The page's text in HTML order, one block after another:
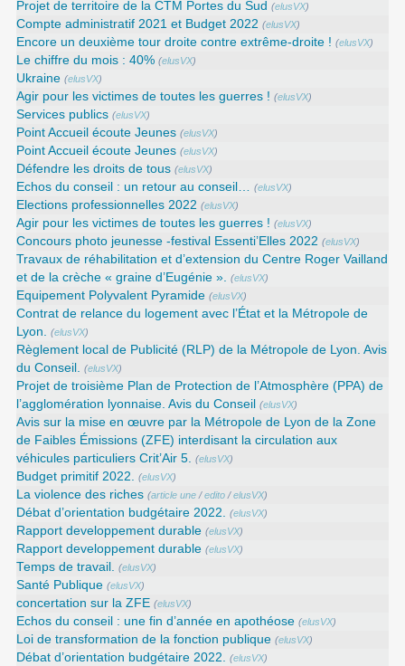
Projet de territoire de la CTM Portes du Sud (elusVX)
Compte administratif 2021 et Budget 2022 (elusVX)
Encore un deuxième tour droite contre extrême-droite ! (elusVX)
Le chiffre du mois : 40% (elusVX)
Ukraine (elusVX)
Agir pour les victimes de toutes les guerres ! (elusVX)
Services publics (elusVX)
Point Accueil écoute Jeunes (elusVX)
Point Accueil écoute Jeunes (elusVX)
Défendre les droits de tous (elusVX)
Echos du conseil : un retour au conseil… (elusVX)
Elections professionnelles 2022 (elusVX)
Agir pour les victimes de toutes les guerres ! (elusVX)
Concours photo jeunesse -festival Essenti’Elles 2022 (elusVX)
Travaux de réhabilitation et d’extension du Centre Roger Vailland
et de la crèche « graine d’Eugénie ». (elusVX)
Equipement Polyvalent Pyramide (elusVX)
Contrat de relance du logement avec l’État et la Métropole de
Lyon. (elusVX)
Règlement local de Publicité (RLP) de la Métropole de Lyon. Avis
du Conseil. (elusVX)
Projet de troisième Plan de Protection de l’Atmosphère (PPA) de
l’agglomération lyonnaise. Avis du Conseil
(elusVX)
Avis sur la mise en œuvre par la Métropole de Lyon de la Zone
de Faibles Émissions (ZFE) interdisant la circulation aux
véhicules particuliers Crit’Air 5. (elusVX)
Budget primitif 2022. (elusVX)
La violence des riches (article une /edito /elusVX)
Débat d’orientation budgétaire 2022. (elusVX)
Rapport developpement durable (elusVX)
Rapport developpement durable (elusVX)
Temps de travail. (elusVX)
Santé Publique (elusVX)
concertation sur la ZFE (elusVX)
Echos du conseil : une fin d’année en apothéose (elusVX)
Loi de transformation de la fonction publique (elusVX)
Débat d’orientation budgétaire 2022. (elusVX)